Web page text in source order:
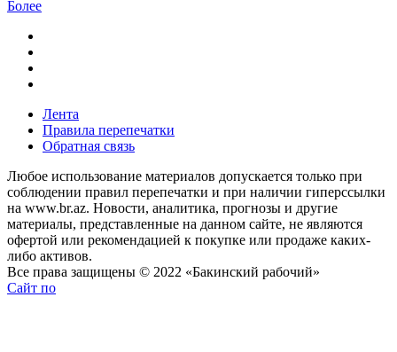
Более
Лента
Правила перепечатки
Обратная связь
Любое использование материалов допускается только при
соблюдении правил перепечатки и при наличии гиперссылки
на www.br.az. Новости, аналитика, прогнозы и другие
материалы, представленные на данном сайте, не являются
офертой или рекомендацией к покупке или продаже каких-
либо активов.
Все права защищены © 2022 «Бакинский рабочий»
Сайт по